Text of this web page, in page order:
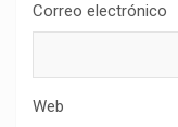
Correo electrónico
Web